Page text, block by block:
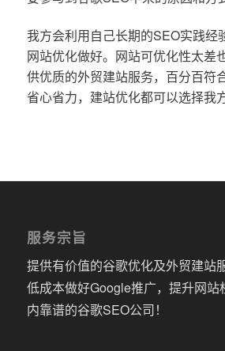
我方会利用自己长期的SEO实践经
网站优化做好。网站可优化性太差
供优质的外贸建站服务，百分百符
省心省力，建站优化都可以选择我
服务宗旨
提供有价值的谷歌优化及外贸建站
低成本做好Google推广，提升网站
内靠谱的谷歌SEO公司！